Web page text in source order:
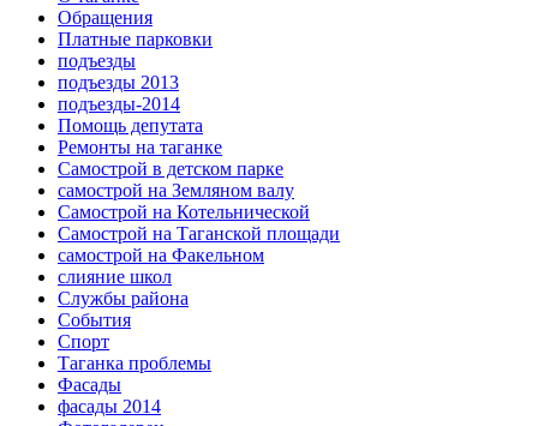
Обращения
Платные парковки
подъезды
подъезды 2013
подъезды-2014
Помощь депутата
Ремонты на таганке
Самострой в детском парке
самострой на Земляном валу
Самострой на Котельнической
Самострой на Таганской площади
самострой на Факельном
слияние школ
Службы района
События
Спорт
Таганка проблемы
Фасады
фасады 2014